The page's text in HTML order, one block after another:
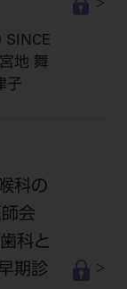
SINCE
地 舞
子
科の
会
科と
期診